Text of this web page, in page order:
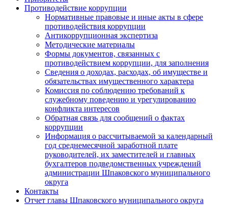
Противодействие коррупции
Нормативные правовые и иные акты в сфере
противодействия коррупции
Антикоррупционная экспертиза
Методические материалы
Формы документов, связанных с
противодействием коррупции, для заполнения
Сведения о доходах, расходах, об имуществе и
обязательствах имущественного характера
Комиссия по соблюдению требований к
служебному поведению и урегулированию
конфликта интересов
Обратная связь для сообщений о фактах
коррупции
Информация о рассчитываемой за календарный
год среднемесячной заработной плате
руководителей, их заместителей и главных
бухгалтеров подведомственных учреждений
администрации Шпаковского муниципального
округа
Контакты
Отчет главы Шпаковского муниципального округа